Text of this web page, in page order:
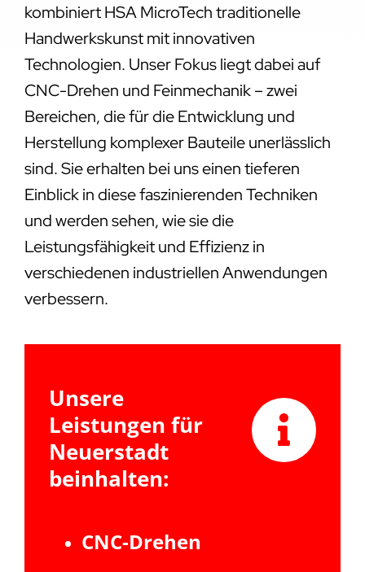
kombiniert HSA MicroTech traditionelle
Handwerkskunst mit innovativen
Technologien. Unser Fokus liegt dabei auf
CNC-Drehen und Feinmechanik – zwei
Bereichen, die für die Entwicklung und
Herstellung komplexer Bauteile unerlässlich
sind. Sie erhalten bei uns einen tieferen
Einblick in diese faszinierenden Techniken
und werden sehen, wie sie die
Leistungsfähigkeit und Effizienz in
verschiedenen industriellen Anwendungen
verbessern.
Unsere
Leistungen für
Neuerstadt
beinhalten:
CNC-Drehen